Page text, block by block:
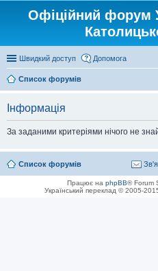
Офіційний форум
Швидкий доступ Допомога
Список форумів
Інформація
За заданими критеріями нічого не
Список форумів
Працює на phpBB® Forum
Український переклад © 2005-